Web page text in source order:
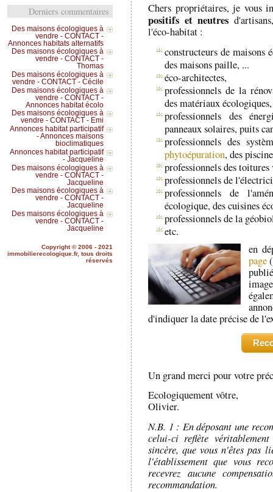
Chers propriétaires, je vous
positifs et neutres
l'éco-habitat :
constructeurs de maisons
des maisons paille, ...
éco-architectes,
professionnels de la
des matériaux écologiques,
professionnels des
panneaux solaires, puits
professionnels des
phytoépuration, des
professionnels des toitures
professionnels de
professionnels de
écologique, des cuisines
professionnels de la
etc.
en
page
d'indiquer la date précise de
Un grand merci pour votre
Ecologiquement vôtre,
Olivier.
N.B. 1 : En déposant une
celui-ci reflète
sincère, que vous n'êtes pas
l'établissement que vous
recevrez aucune
recommandation.
Derniers commentaires
Des maisons écologiques à
vendre - CONTACT -
Annonces habitats alternatifs
Des maisons écologiques à
vendre - CONTACT -
Thomas
Des maisons écologiques à
vendre - CONTACT - Cécile
Des maisons écologiques à
vendre - CONTACT -
Annonces habitat écolo
Des maisons écologiques à
vendre - CONTACT - Emi
Annonces habitat participatif
- Annonces maisons
bioclimatiques
Annonces habitat participatif
- Jacqueline
Des maisons écologiques à
vendre - CONTACT -
Jacqueline
Des maisons écologiques à
vendre - CONTACT -
Jacqueline
Des maisons écologiques à
vendre - CONTACT -
Jacqueline
Copyright © 2006 - 2021
immobilierecologique.fr, tous droits
réservés